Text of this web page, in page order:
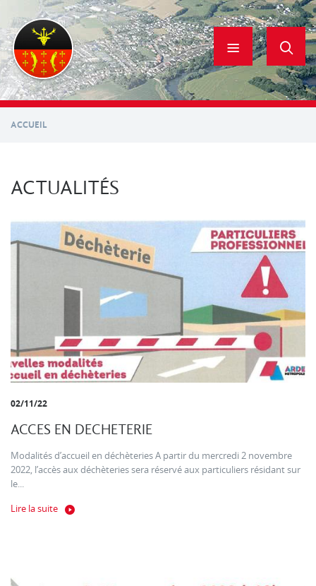
contenu
principal
ACCUEIL
ACTUALITÉS
02/11/22
ACCES EN DECHETERIE
Modalités d’accueil en déchèteries A partir du mercredi 2 novembre
2022, l’accès aux déchèteries sera réservé aux particuliers résidant sur
le...
Lire la suite